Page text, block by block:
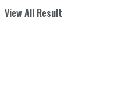
View All Result